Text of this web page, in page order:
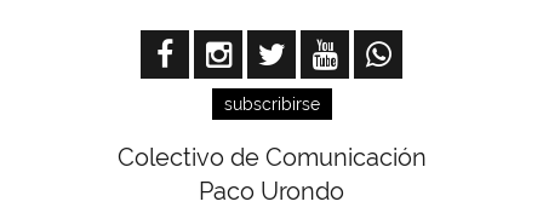
subscribirse
Colectivo de Comunicación
Paco Urondo